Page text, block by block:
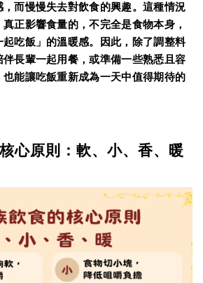
而慢慢失去對飲食的興趣。這種情況
正影響食量的，不完全是食物本身，
吃飯」的溫暖感。因此，除了調整料
長輩一起用餐，或準備一些熟悉且容
能讓吃飯重新成為一天中值得期待的
心原則：軟、小、香、暖